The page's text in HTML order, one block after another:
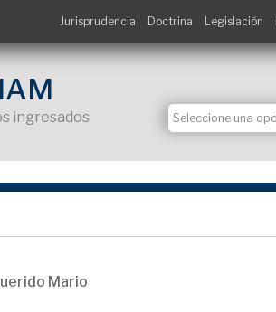
Jurisprudencia Doctrina Legislación
ingresados
Mario